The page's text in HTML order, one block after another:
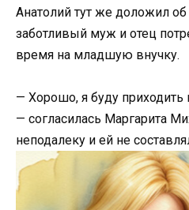
Анатолий тут же доложил
заботливый муж и отец
время на младшую внучку.
— Хорошо, я буду
— согласилась Маргарита
неподалеку и ей не